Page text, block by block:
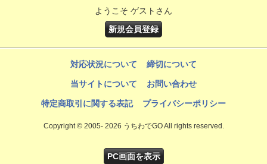
ようこそ ゲストさん
新規会員登録
対応状況について 締切について
当サイトについて お問い合わせ
特定商取引に関する表記 プライバシーポリシー
Copyright © 2005- 2026 うちわでGO All rights reserved.
PC画面を表示